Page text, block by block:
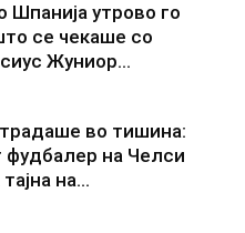
Шпанија утрово го
се чекаше со
Жуниор...
во тишина:
на Челси
на...